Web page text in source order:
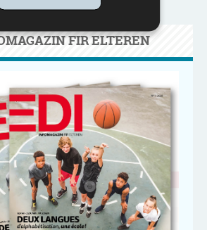
FIR ELTEREN